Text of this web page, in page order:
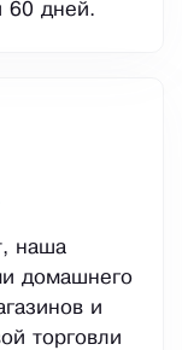
60 дней.
наша
домашнего
и
торговли